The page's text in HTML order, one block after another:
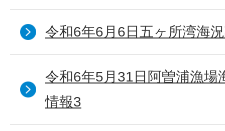
令和6年6月6日五ヶ所湾海
令和6年5月31日阿曽浦漁場
情報3